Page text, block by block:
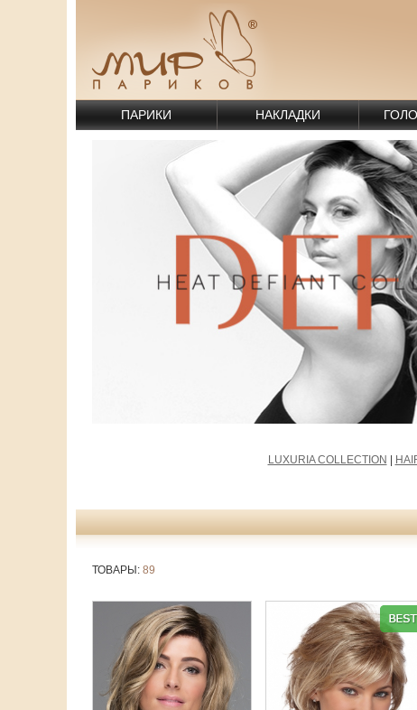
ПАРИКИ НАКЛАДКИ
LUXURIA COLLECTION
ТОВАРЫ: 89